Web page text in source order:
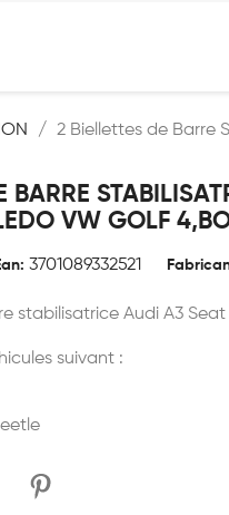
2 Biellettes de Barre
BARRE
VW GOLF
3701089332521
stabilisatrice Audi A3
suivant :